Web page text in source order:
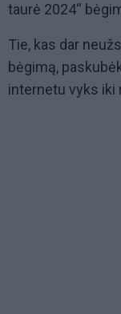
taurė 2024“
Tie, kas dar
bėgimą,
internetu vyks iki